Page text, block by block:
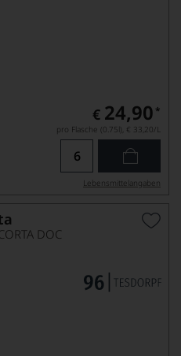
€ 24,90 *
pro Flasche (0.75l), € 33,20/L
Lebensmittel­angaben
DOC